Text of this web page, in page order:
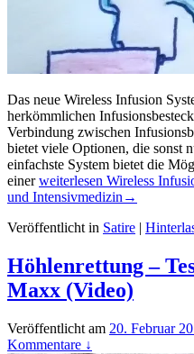
Das neue Wireless Infusion
herkömmlichen
Verbindung zwischen
bietet viele Optionen, die sonst
einfachste System bietet die
einerweiterlesen Wireless
und Intensivmedizin →
Veröffentlicht in Satire |
Höhlenrettung –
Maxx (Video)
Veröffentlicht am 20. Februar
Kommentare ↓